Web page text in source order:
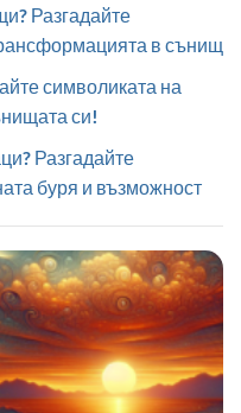
Разгадайте
в сънищ
символиката на
си!
Разгадайте
буря и възможност